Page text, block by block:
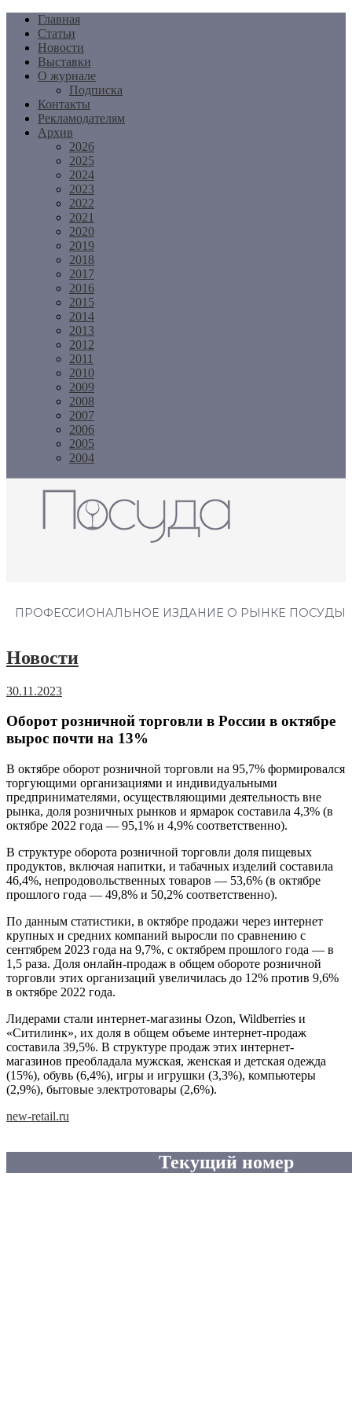
Перейти
содержимому
Главная
Статьи
Новости
Выставки
О журнале
Подписка
Контакты
Рекламодателям
Архив
2026
2025
2024
2023
2022
2021
2020
2019
2018
2017
2016
2015
2014
2013
2012
2011
2010
2009
2008
2007
2006
2005
2004
ПРОФЕССИОНАЛЬНОЕ ИЗДАНИЕ О РЫНКЕ ПОСУДЫ
Новости
30.11.2023
Оборот розничной торговли в России в октябре
вырос почти на 13%
В октябре оборот розничной торговли на 95,7% формировался
торгующими организациями и индивидуальными
предпринимателями, осуществляющими деятельность вне
рынка, доля розничных рынков и ярмарок составила 4,3% (в
октябре 2022 года — 95,1% и 4,9% соответственно).
В структуре оборота розничной торговли доля пищевых
продуктов, включая напитки, и табачных изделий составила
46,4%, непродовольственных товаров — 53,6% (в октябре
прошлого года — 49,8% и 50,2% соответственно).
По данным статистики, в октябре продажи через интернет
крупных и средних компаний выросли по сравнению с
сентябрем 2023 года на 9,7%, с октябрем прошлого года — в
1,5 раза. Доля онлайн-продаж в общем обороте розничной
торговли этих организаций увеличилась до 12% против 9,6%
в октябре 2022 года.
Лидерами стали интернет-магазины Ozon, Wildberries и
«Ситилинк», их доля в общем объеме интернет-продаж
составила 39,5%. В структуре продаж этих интернет-
магазинов преобладала мужская, женская и детская одежда
(15%), обувь (6,4%), игры и игрушки (3,3%), компьютеры
(2,9%), бытовые электротовары (2,6%).
new-retail.ru
Текущий номер